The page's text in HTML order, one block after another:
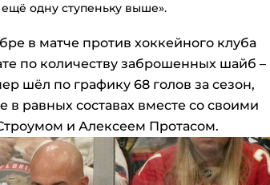
ещё одну ступеньку выше».
в матче против хоккейного клуба
по количеству заброшенных шайб –
шёл по графику 68 голов за сезон,
равных составах вместе со своими
и Алексеем Протасом.